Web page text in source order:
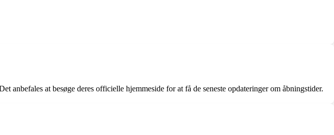
anbefales at besøge deres officielle hjemmeside for at få de seneste opdateringer om åbningstider.